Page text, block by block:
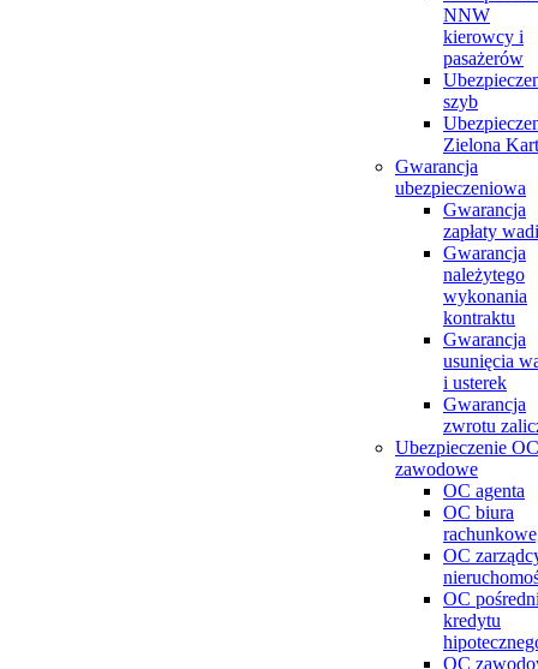
NNW
kierowcy i
pasażerów
szyb
Zielona
Gwarancja
ubezpieczeniowa
Gwarancja
zapłaty
Gwarancja
należytego
wykonania
kontraktu
Gwarancja
usunięcia
i usterek
Gwarancja
zwrotu
Ubezpieczenie OC
zawodowe
OC agenta
OC biura
OC
OC
kredytu
OC